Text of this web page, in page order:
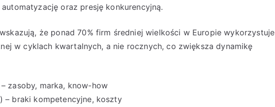
oraz presję konkurencyjną.
że ponad 70% firm średniej wielkości w Europie wykorzystuje
w cyklach kwartalnych, a nie rocznych, co zwiększa dynamikę
zasoby, marka, know-how
– braki kompetencyjne, koszty